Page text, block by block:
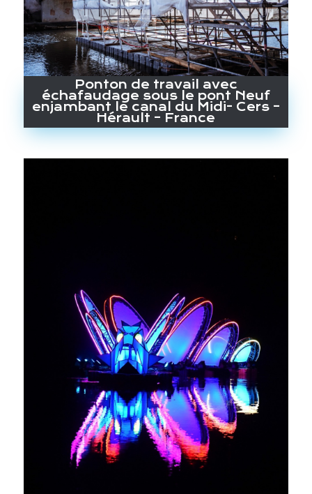
Ponton de travail avec
échafaudage sous le pont Neuf
enjambant le canal du Midi- Cers –
Hérault – France